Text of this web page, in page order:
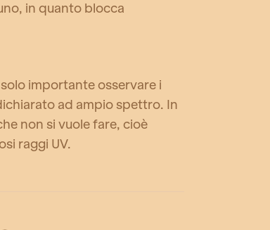
in quanto blocca
importante osservare i
ad ampio spettro. In
non si vuole fare, cioè
raggi UV.